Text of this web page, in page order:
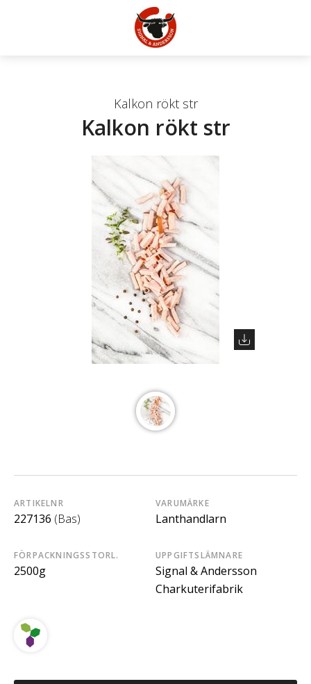
Kalkon rökt str
Kalkon rökt str
ARTIKELNR
227136 (Bas)
VARUMÄRKE
Lanthandlarn
FÖRPACKNINGSSTORL.
2500g
UPPGIFTSLÄMNARE
Signal & Andersson
Charkuterifabrik